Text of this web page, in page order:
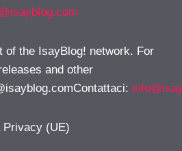
of the IsayBlog! network. For
and other
:
Privacy (UE)